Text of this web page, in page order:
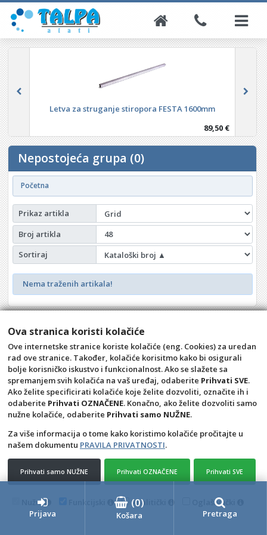
Letva za struganje stiropora FESTA 1600mm
89,50 €
Nepostojeća grupa (0)
Početna
Prikaz artikla
Broj artikla
Sortiraj
Nema traženih artikala!
Opći uvjeti
Uvjeti plaćanja
Pravila privatnosti
Raskid ugovora – povrat
Prigovor potrošača –
reklamacije
Kontakt
Talpa alati d.o.o.
4D Wand IMC 24.11.14.1
Ova stranica koristi kolačiće
Ove internetske stranice koriste kolačiće (eng. Cookies) za uredan
rad ove stranice. Također, kolačiće korisitmo kako bi osigurali
bolje korisničko iskustvo i funkcionalnost. Ako se slažete sa
spremanjem svih kolačića na vaš uređaj, odaberite Prihvati SVE.
Ako želite specificirati kolačiće koje želite dozvoliti, označite ih i
odaberite Prihvati OZNAČENE. Konačno, ako želite dozvoliti samo
nužne kolačiće, odaberite Prihvati samo NUŽNE.
Za više informacija o tome kako koristimo kolačiće pročitajte u
našem dokumentu PRAVILA PRIVATNOSTI.
Prihvati samo NUŽNE Prihvati OZNAČENE Prihvati SVE
Nužni Analitički
Oglašivački
Prijava
(0)
Košara Pretraga